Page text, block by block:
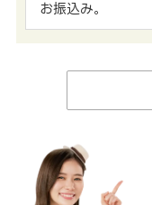
お振込み。